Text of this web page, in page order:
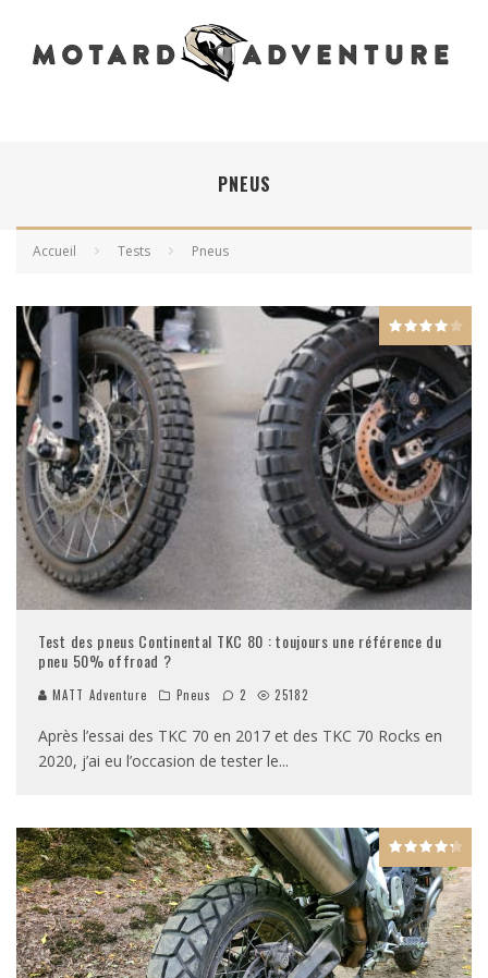
PNEUS
Accueil Tests Pneus
Test des pneus Continental TKC 80 : toujours une référence du
pneu 50% offroad ?
MATT Adventure Pneus 2 25182
Après l’essai des TKC 70 en 2017 et des TKC 70 Rocks en
2020, j’ai eu l’occasion de tester le...